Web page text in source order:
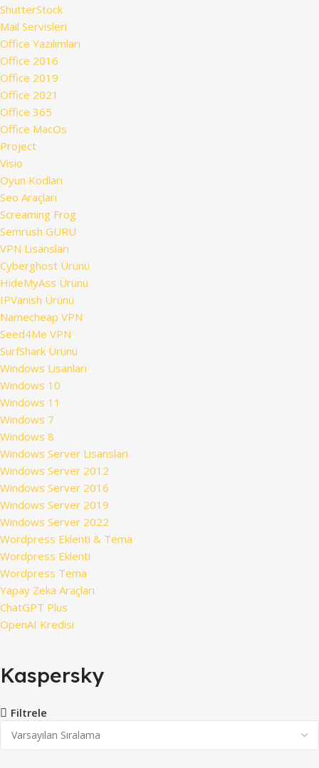
ShutterStock
Mail Servisleri
Office Yazılımları
Office 2016
Office 2019
Office 2021
Office 365
Office MacOs
Project
Visio
Oyun Kodları
Seo Araçları
Screaming Frog
Semrush GURU
VPN Lisansları
Cyberghost Ürünü
HideMyAss Ürünü
IPVanish Ürünü
Namecheap VPN
Seed4Me VPN
SurfShark Ürünü
Windows Lisanları
Windows 10
Windows 11
Windows 7
Windows 8
Windows Server Lisansları
Windows Server 2012
Windows Server 2016
Windows Server 2019
Windows Server 2022
Wordpress Eklenti & Tema
Wordpress Eklenti
Wordpress Tema
Yapay Zeka Araçları
ChatGPT Plus
OpenAI Kredisi
Kaspersky
Filtrele